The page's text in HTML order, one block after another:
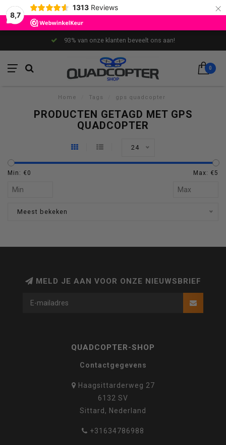
8,7
1313 Reviews ×
93% van onze klanten beveelt ons aan!
0
Home Tags gps quadcopter
PRODUCTEN GETAGD MET GPS
QUADCOPTER
24
Min: €0 Max: €5
Meest bekeken
MELD JE AAN VOOR ONZE NIEUWSBRIEF
QUADCOPTER-SHOP
Contactgegevens
Haagsittarderweg 27
6132 SV
Sittard, Nederland
+31634786988